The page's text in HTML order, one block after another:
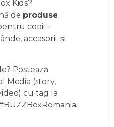
Kids?
de produse
copii –
accesorii și
Postează
Media (story,
cu tag la